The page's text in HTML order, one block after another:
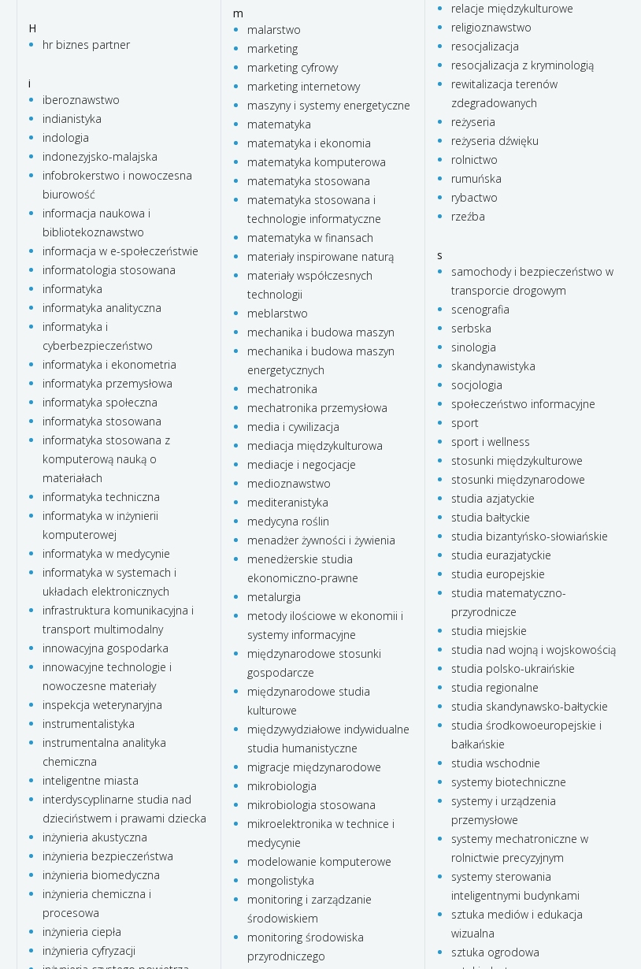
H
hr biznes partner
i
iberoznawstwo
indianistyka
indologia
indonezyjsko-malajska
infobrokerstwo i nowoczesna
biurowość
informacja naukowa i
bibliotekoznawstwo
informacja w e-społeczeństwie
informatologia stosowana
informatyka
informatyka analityczna
informatyka i
cyberbezpieczeństwo
informatyka i ekonometria
informatyka przemysłowa
informatyka społeczna
informatyka stosowana
informatyka stosowana z
komputerową nauką o
materiałach
informatyka techniczna
informatyka w inżynierii
komputerowej
informatyka w medycynie
informatyka w systemach i
układach elektronicznych
infrastruktura komunikacyjna i
transport multimodalny
innowacyjna gospodarka
innowacyjne technologie i
nowoczesne materiały
inspekcja weterynaryjna
instrumentalistyka
instrumentalna analityka
chemiczna
inteligentne miasta
interdyscyplinarne studia nad
dzieciństwem i prawami dziecka
inżynieria akustyczna
inżynieria bezpieczeństwa
inżynieria biomedyczna
inżynieria chemiczna i
procesowa
inżynieria ciepła
inżynieria cyfryzacji
m
malarstwo
marketing
marketing cyfrowy
marketing internetowy
maszyny i systemy energetyczne
matematyka
matematyka i ekonomia
matematyka komputerowa
matematyka stosowana
matematyka stosowana i
technologie informatyczne
matematyka w finansach
materiały inspirowane naturą
materiały współczesnych
technologii
meblarstwo
mechanika i budowa maszyn
mechanika i budowa maszyn
energetycznych
mechatronika
mechatronika przemysłowa
media i cywilizacja
mediacja międzykulturowa
mediacje i negocjacje
medioznawstwo
mediteranistyka
medycyna roślin
menadżer żywności i żywienia
menedżerskie studia
ekonomiczno-prawne
metalurgia
metody ilościowe w ekonomii i
systemy informacyjne
międzynarodowe stosunki
gospodarcze
międzynarodowe studia
kulturowe
międzywydziałowe indywidualne
studia humanistyczne
migracje międzynarodowe
mikrobiologia
mikrobiologia stosowana
mikroelektronika w technice i
medycynie
modelowanie komputerowe
mongolistyka
monitoring i zarządzanie
środowiskiem
monitoring środowiska
przyrodniczego
relacje międzykulturowe
religioznawstwo
resocjalizacja
resocjalizacja z kryminologią
rewitalizacja terenów
zdegradowanych
reżyseria
reżyseria dźwięku
rolnictwo
rumuńska
rybactwo
rzeźba
s
samochody i bezpieczeństwo w
transporcie drogowym
scenografia
serbska
sinologia
skandynawistyka
socjologia
społeczeństwo informacyjne
sport
sport i wellness
stosunki międzykulturowe
stosunki międzynarodowe
studia azjatyckie
studia bałtyckie
studia bizantyńsko-słowiańskie
studia eurazjatyckie
studia europejskie
studia matematyczno-
przyrodnicze
studia miejskie
studia nad wojną i wojskowością
studia polsko-ukraińskie
studia regionalne
studia skandynawsko-bałtyckie
studia środkowoeuropejskie i
bałkańskie
studia wschodnie
systemy biotechniczne
systemy i urządzenia
przemysłowe
systemy mechatroniczne w
rolnictwie precyzyjnym
systemy sterowania
inteligentnymi budynkami
sztuka mediów i edukacja
wizualna
sztuka ogrodowa